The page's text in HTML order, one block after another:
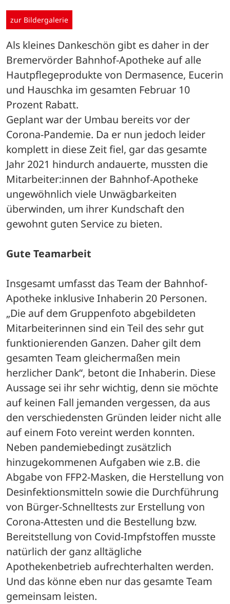
zur Bildergalerie
Als kleines Dankeschön gibt es daher in der
Bremervörder Bahnhof-Apotheke auf alle
Hautpflegeprodukte von Dermasence, Eucerin
und Hauschka im gesamten Februar 10
Prozent Rabatt.
Geplant war der Umbau bereits vor der
Corona-Pandemie. Da er nun jedoch leider
komplett in diese Zeit fiel, gar das gesamte
Jahr 2021 hindurch andauerte, mussten die
Mitarbeiter:innen der Bahnhof-Apotheke
ungewöhnlich viele Unwägbarkeiten
überwinden, um ihrer Kundschaft den
gewohnt guten Service zu bieten.
Gute Teamarbeit
Insgesamt umfasst das Team der Bahnhof-
Apotheke inklusive Inhaberin 20 Personen.
„Die auf dem Gruppenfoto abgebildeten
Mitarbeiterinnen sind ein Teil des sehr gut
funktionierenden Ganzen. Daher gilt dem
gesamten Team gleichermaßen mein
herzlicher Dank“, betont die Inhaberin. Diese
Aussage sei ihr sehr wichtig, denn sie möchte
auf keinen Fall jemanden vergessen, da aus
den verschiedensten Gründen leider nicht alle
auf einem Foto vereint werden konnten.
Neben pandemiebedingt zusätzlich
hinzugekommenen Aufgaben wie z.B. die
Abgabe von FFP2-Masken, die Herstellung von
Desinfektionsmitteln sowie die Durchführung
von Bürger-Schnelltests zur Erstellung von
Corona-Attesten und die Bestellung bzw.
Bereitstellung von Covid-Impfstoffen musste
natürlich der ganz alltägliche
Apothekenbetrieb aufrechterhalten werden.
Und das könne eben nur das gesamte Team
gemeinsam leisten.